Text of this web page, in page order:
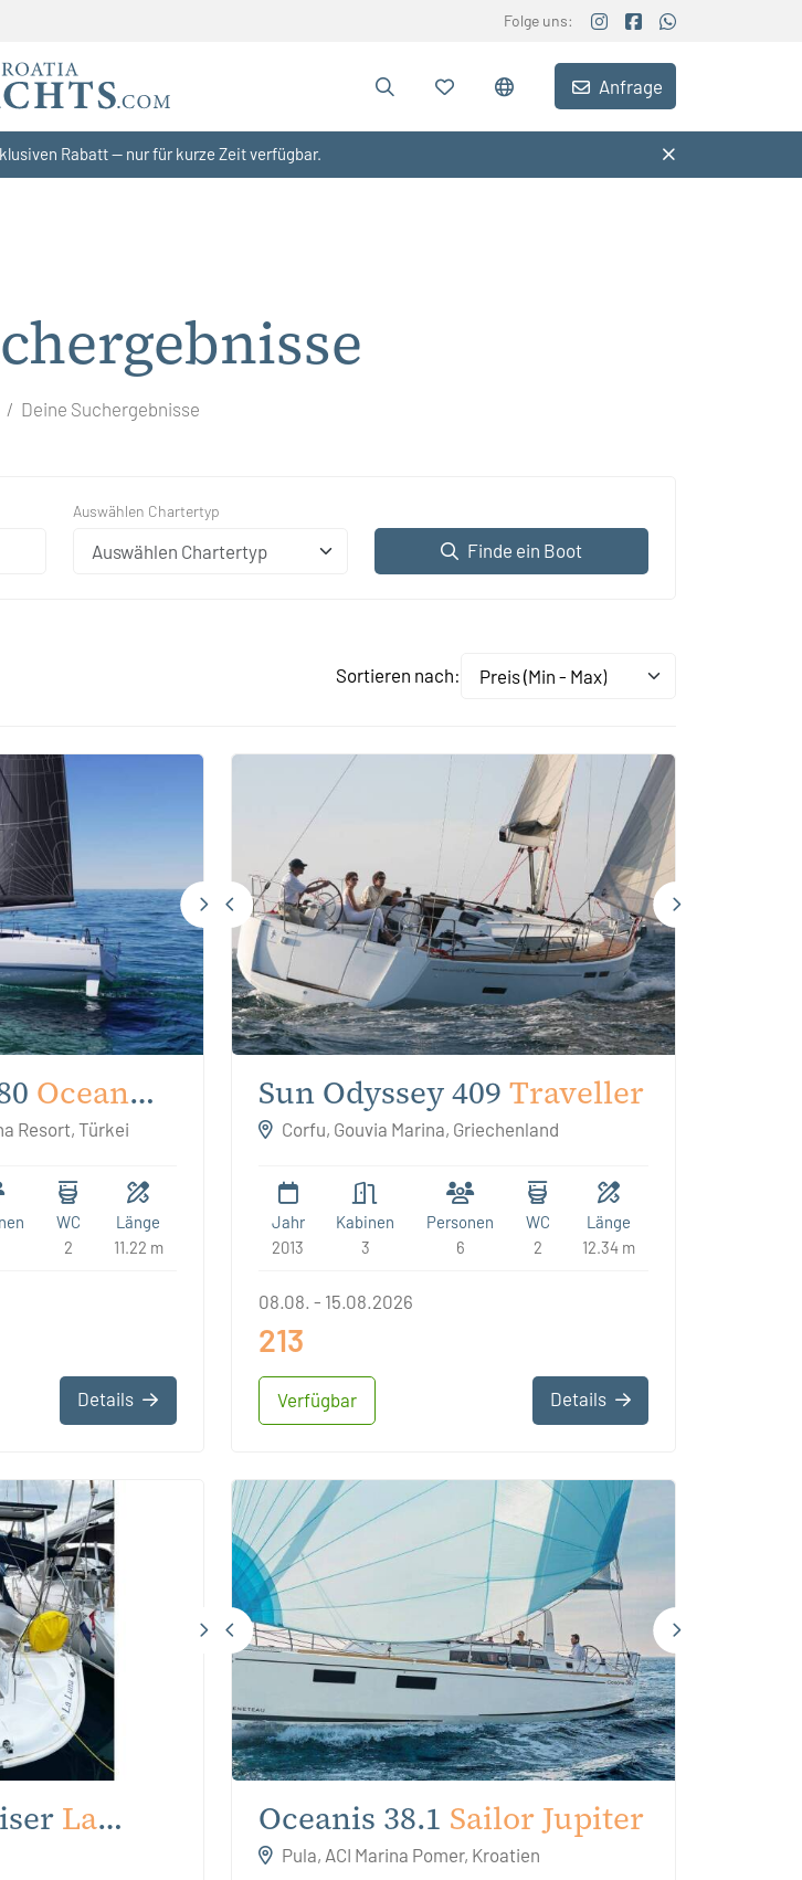
Rabatt — nur für kurze Zeit verfügbar.
Folge uns:
Anfrage
Deine Suchergebnisse
Auswählen Chartertyp
Auswählen Chartertyp Finde ein Boot
Sortieren nach: Preis (Min - Max)
Ocean
Resort, Türkei
WC
2
Länge
11.22 m
Details
Sun Odyssey 409 Traveller
Corfu, Gouvia Marina, Griechenland
Jahr
2013
Kabinen
3
Personen
6
WC
2
Länge
12.34 m
Verfügbar
08.08. - 15.08.2026
213
Details
La
Oceanis 38.1 Sailor Jupiter
Pula, ACI Marina Pomer, Kroatien